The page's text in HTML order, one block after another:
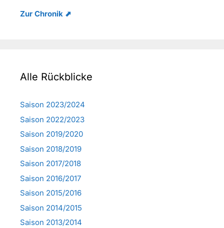
Zur Chronik ⬈
Alle Rückblicke
Saison 2023/2024
Saison 2022/2023
Saison 2019/2020
Saison 2018/2019
Saison 2017/2018
Saison 2016/2017
Saison 2015/2016
Saison 2014/2015
Saison 2013/2014